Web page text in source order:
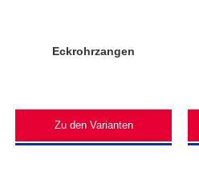
Eckrohrzangen
Zu den Varianten